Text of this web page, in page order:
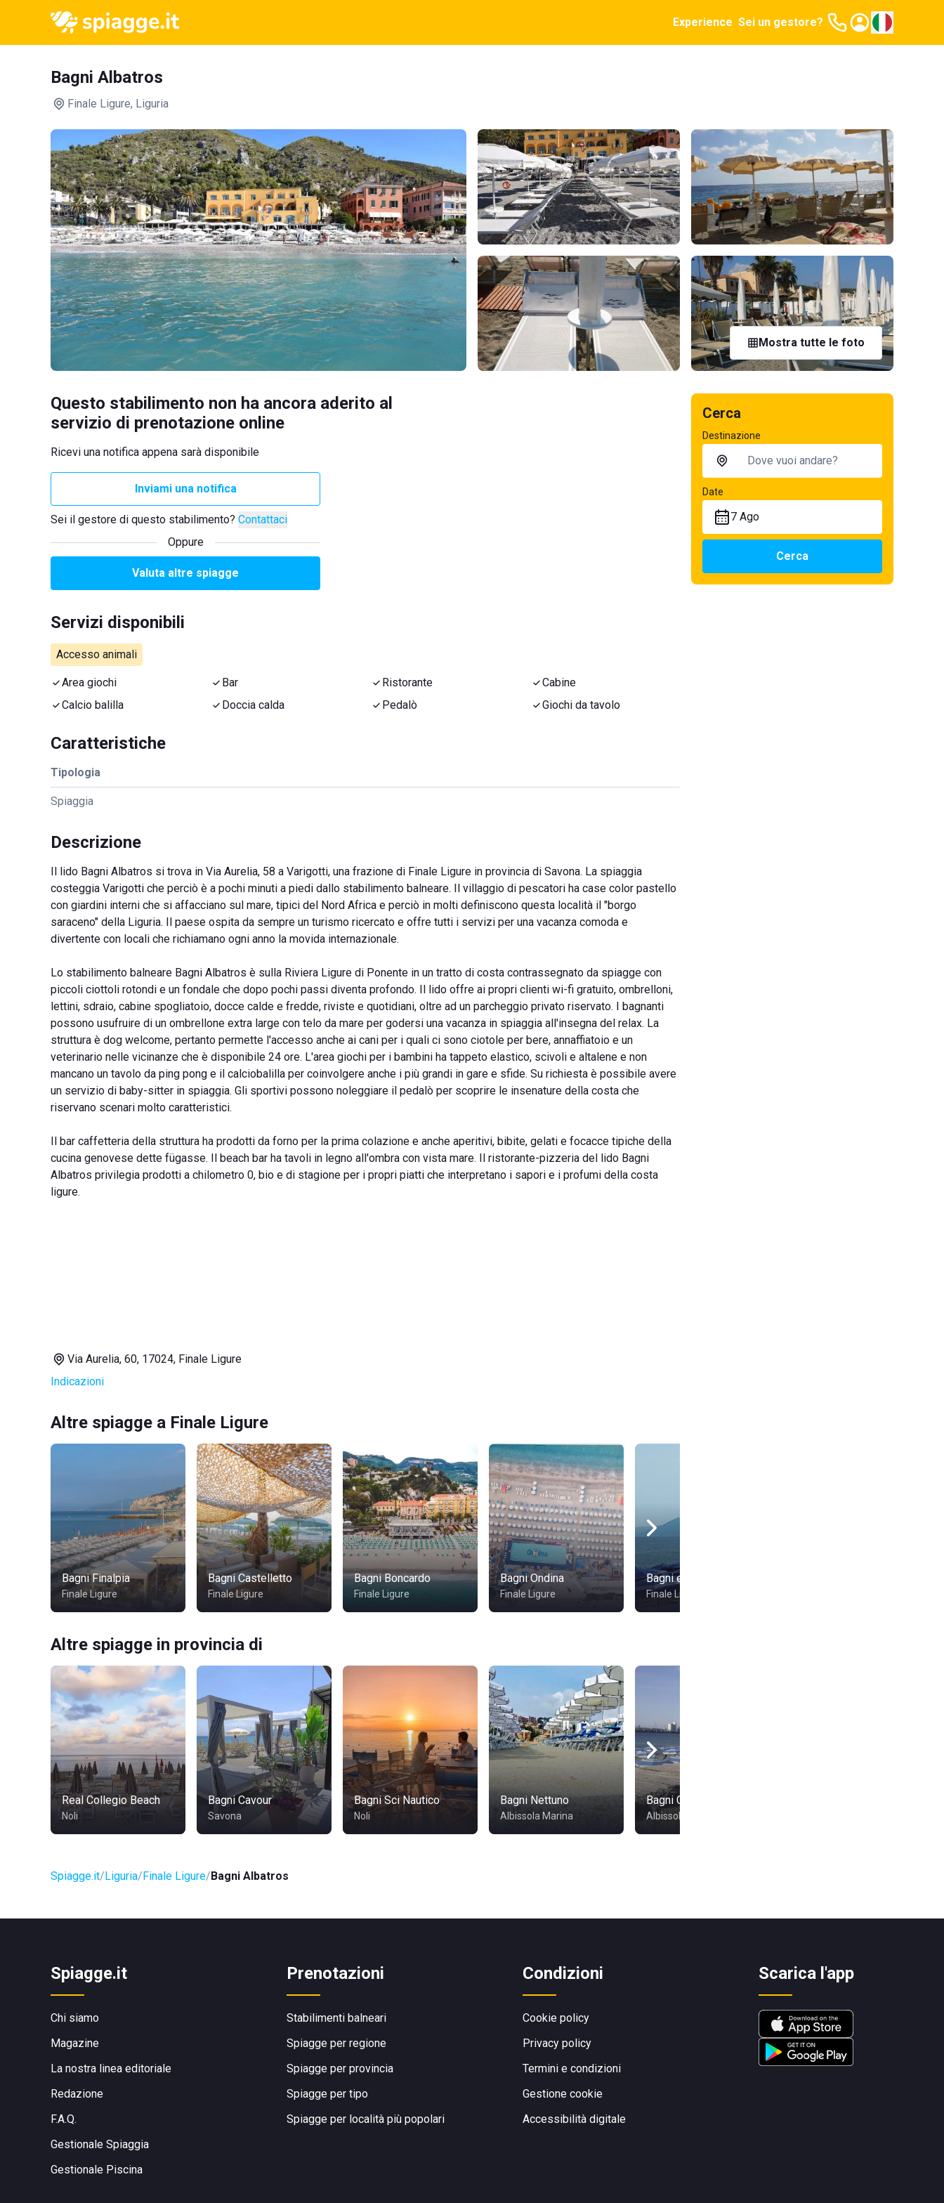
Experience Sei un gestore?
Bagni Albatros
Finale Ligure, Liguria
Mostra tutte le foto
Questo stabilimento non ha ancora aderito al
servizio di prenotazione online
Ricevi una notifica appena sarà disponibile
Inviami una notifica
Sei il gestore di questo stabilimento? Contattaci
Oppure
Valuta altre spiagge
Servizi disponibili
Accesso animali
Area giochi Bar Ristorante
Cabine
Calcio balilla
Doccia calda Pedalò Giochi da tavolo
Caratteristiche
Tipologia
Spiaggia
Descrizione
Il lido Bagni Albatros si trova in Via Aurelia, 58 a Varigotti, una frazione di Finale Ligure in provincia di Savona. La spiaggia
costeggia Varigotti che perciò è a pochi minuti a piedi dallo stabilimento balneare. Il villaggio di pescatori ha case color pastello
con giardini interni che si affacciano sul mare, tipici del Nord Africa e perciò in molti definiscono questa località il "borgo
saraceno" della Liguria. Il paese ospita da sempre un turismo ricercato e offre tutti i servizi per una vacanza comoda e
divertente con locali che richiamano ogni anno la movida internazionale.
Lo stabilimento balneare Bagni Albatros è sulla Riviera Ligure di Ponente in un tratto di costa contrassegnato da spiagge con
piccoli ciottoli rotondi e un fondale che dopo pochi passi diventa profondo. Il lido offre ai propri clienti wi-fi gratuito, ombrelloni,
lettini, sdraio, cabine spogliatoio, docce calde e fredde, riviste e quotidiani, oltre ad un parcheggio privato riservato. I bagnanti
possono usufruire di un ombrellone extra large con telo da mare per godersi una vacanza in spiaggia all'insegna del relax. La
struttura è dog welcome, pertanto permette l'accesso anche ai cani per i quali ci sono ciotole per bere, annaffiatoio e un
veterinario nelle vicinanze che è disponibile 24 ore. L'area giochi per i bambini ha tappeto elastico, scivoli e altalene e non
mancano un tavolo da ping pong e il calciobalilla per coinvolgere anche i più grandi in gare e sfide. Su richiesta è possibile avere
un servizio di baby-sitter in spiaggia. Gli sportivi possono noleggiare il pedalò per scoprire le insenature della costa che
riservano scenari molto caratteristici.
Il bar caffetteria della struttura ha prodotti da forno per la prima colazione e anche aperitivi, bibite, gelati e focacce tipiche della
cucina genovese dette fügasse. Il beach bar ha tavoli in legno all'ombra con vista mare. Il ristorante-pizzeria del lido Bagni
Albatros privilegia prodotti a chilometro 0, bio e di stagione per i propri piatti che interpretano i sapori e i profumi della costa
ligure.
Via Aurelia, 60, 17024, Finale Ligure
Indicazioni
Altre spiagge a Finale Ligure
Bagni Finalpia
Finale Ligure
Bagni Castelletto
Finale Ligure
Bagni Boncardo
Finale Ligure
Bagni Ondina
Finale Ligure
Bagni elios
Finale Ligure
Altre spiagge in provincia di
Real Collegio Beach
Noli
Bagni Cavour
Savona
Bagni Sci Nautico
Noli
Bagni Nettuno
Albissola Marina
Bagni Colombo
Albissola Marina
Spiagge.it Liguria Finale Ligure Bagni Albatros
Cerca
Destinazione
Date
7 Ago
Cerca
Spiagge.it
Chi siamo
Magazine
La nostra linea editoriale
Redazione
F.A.Q.
Gestionale Spiaggia
Gestionale Piscina
Prenotazioni
Stabilimenti balneari
Spiagge per regione
Spiagge per provincia
Spiagge per tipo
Spiagge per località più popolari
Condizioni
Cookie policy
Privacy policy
Termini e condizioni
Gestione cookie
Accessibilità digitale
Scarica l'app